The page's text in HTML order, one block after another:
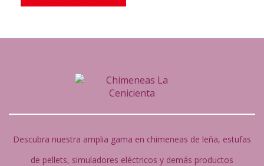
Descubra nuestra amplia gama en chimeneas de leña, estufas
de pellets, simuladores eléctricos y demás productos